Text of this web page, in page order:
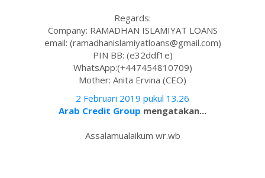
Regards:
Company: RAMADHAN ISLAMIYAT LOANS
email: (ramadhanislamiyatloans@gmail.com)
PIN BB: (e32ddf1e)
WhatsApp:(+447454810709)
Mother: Anita Ervina (CEO)
2 Februari 2019 pukul 13.26
Arab Credit Group mengatakan...
Assalamualaikum wr.wb